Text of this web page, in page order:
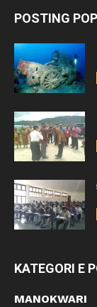
POSTING
KATEGORI E
MANOKWARI